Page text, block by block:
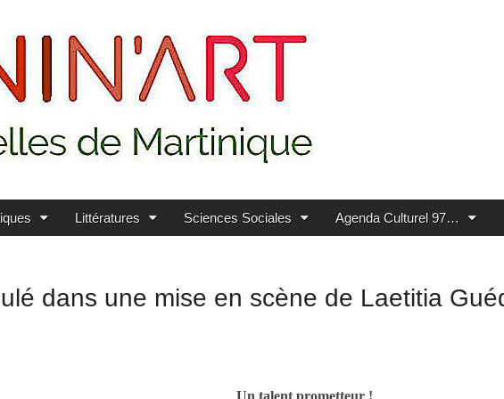
Littératures Sciences Sociales Agenda Culturel 97…
dans une mise en scène de Laetitia
Un talent prometteur !